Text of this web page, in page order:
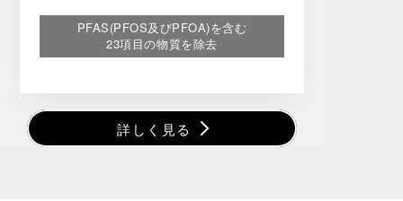
PFAS(PFOS及びPFOA)を含む
23項目の物質を除去
詳しく見る